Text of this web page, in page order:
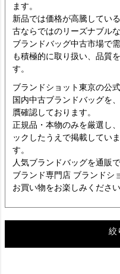
ます。
新品では価格が高騰してい
古ならではのリーズナブル
ブランドバッグ中古市場で
も積極的に取り扱い、品質
す。
ブランドショット東京の公
国内中古ブランドバッグを
贋確認しております。
正規品・本物のみを厳選し
ックしたうえで掲載してい
す。
人気ブランドバッグを通販
ブランド専門店 ブランドシ
お買い物をお楽しみください
絞